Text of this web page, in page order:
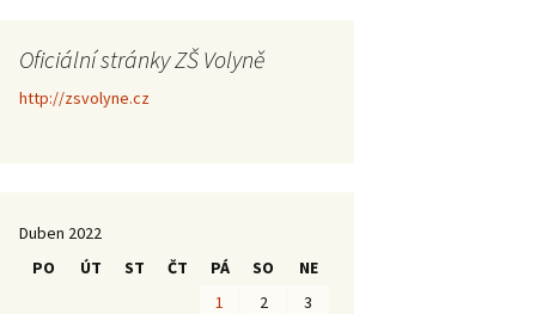
Oficiální stránky ZŠ Volyně
http://zsvolyne.cz
Duben 2022
PO
ÚT ST ČT PÁ SO
NE
1
2
3